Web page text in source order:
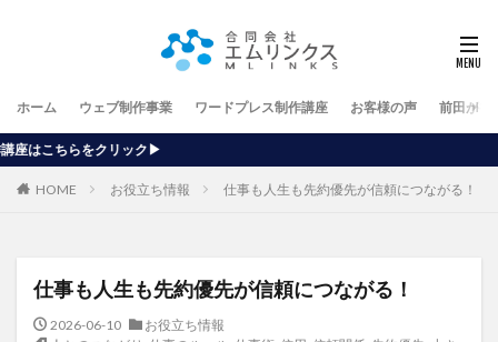
ホーム ウェブ制作事業 ワードプレス制作講座 お客様の声 前田が行
HOME お役立ち情報 仕事も人生も先約優先が信頼につながる！
仕事も人生も先約優先が信頼につながる！
2026-06-10
お役立ち情報